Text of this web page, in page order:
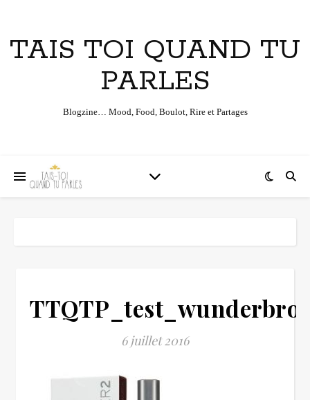
TAIS TOI QUAND TU
PARLES
Blogzine… Mood, Food, Boulot, Rire et Partages
6 juillet 2016